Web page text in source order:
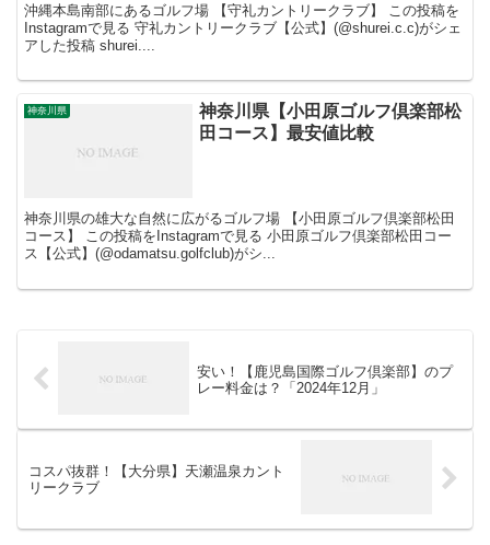
沖縄本島南部にあるゴルフ場 【守礼カントリークラブ】 この投稿を
Instagramで見る 守礼カントリークラブ【公式】(@shurei.c.c)がシェ
アした投稿 shurei....
神奈川県
神奈川県【小田原ゴルフ倶楽部松
田コース】最安値比較
神奈川県の雄大な自然に広がるゴルフ場 【小田原ゴルフ倶楽部松田
コース】 この投稿をInstagramで見る 小田原ゴルフ倶楽部松田コー
ス【公式】(@odamatsu.golfclub)がシ...
安い！【鹿児島国際ゴルフ倶楽部】のプ
レー料金は？「2024年12月」
コスパ抜群！【大分県】天瀬温泉カント
リークラブ